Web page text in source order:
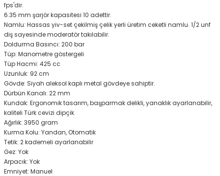
fps'dir.
6.35 mm şarjör kapasitesi 10 adettir.
Namlu: Hassas yiv-set çekilmiş çelik yerli üretim ceketli namlu. 1/2 unf
diş sayesinde moderatör takılabilir.
Doldurma Basıncı: 200 bar
Tüp: Manometre göstergeli
Tüp Hacmi: 425 cc
Uzunluk: 92 cm
Gövde: Siyah aleksol kaplı metal gövdeye sahiptir.
Dürbün Kanalı: 22 mm
Kundak: Ergonomik tasarım, başparmak delikli, yanaklık ayarlanabilir,
kaliteli Türk cevizi dipçik
Ağırlık: 3950 gram
Kurma Kolu: Yandan, Otomatik
Tetik: 2 kademeli ayarlanabilir
Gez: Yok
Arpacık: Yok
Emniyet: Manuel